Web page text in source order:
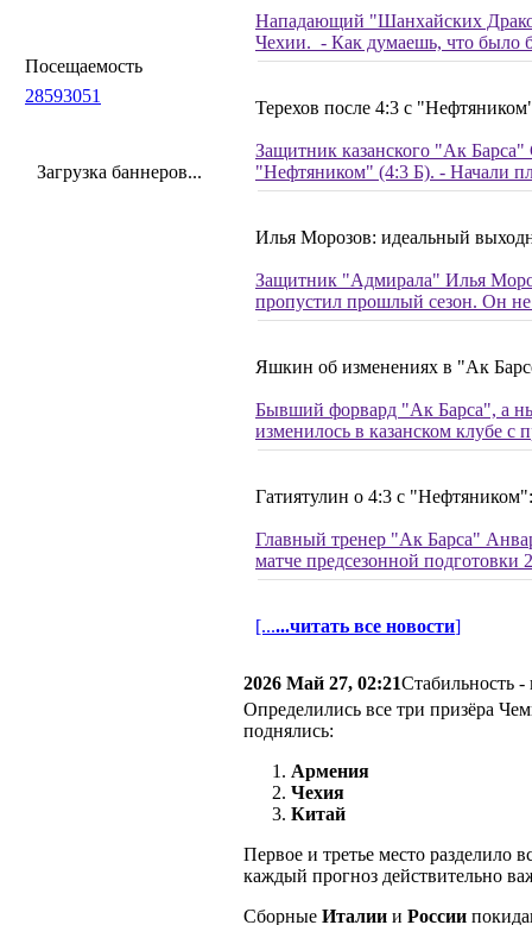
Посещаемость
28593051
Загрузка баннеров...
Нападающий "Шанхайских
Чехии. - Как думаешь, что было
Терехов после 4:3 с
Защитник казанского "Ак Барса"
"Нефтяником" (4:3 Б). - Начали
Илья Морозов: идеальный
Защитник "Адмирала" Илья
пропустил прошлый сезон. Он
Яшкин об изменениях в "Ак
Бывший форвард "Ак Барса", а
изменилось в казанском клубе с
Гатиятулин о 4:3 с "Нефтяником":
Главный тренер "Ак Барса"
матче предсезонной
[......читать все новости]
2026 Май 27, 02:21Стабильность -
Определились все три призёра
поднялись:
Армения
Чехия
Китай
Первое и третье место разделило
каждый прогноз действительно
Сборные Италии и России